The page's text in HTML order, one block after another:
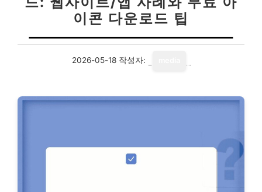
이콘 다운로드 팁
2026-05-18 작성자: